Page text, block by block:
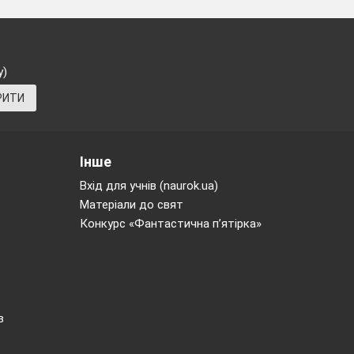
Дроби).
Інше
Вхід для учнів (naurok.ua)
Матеріали до свят
Конкурс «Фантастична п’ятірка»